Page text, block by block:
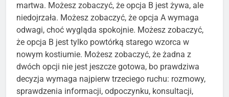
martwa. Możesz zobaczyć, że opcja B jest żywa, ale
niedojrzała. Możesz zobaczyć, że opcja A wymaga
odwagi, choć wygląda spokojnie. Możesz zobaczyć,
że opcja B jest tylko powtórką starego wzorca w
nowym kostiumie. Możesz zobaczyć, że żadna z
dwóch opcji nie jest jeszcze gotowa, bo prawdziwa
decyzja wymaga najpierw trzeciego ruchu: rozmowy,
sprawdzenia informacji, odpoczynku, konsultacji,